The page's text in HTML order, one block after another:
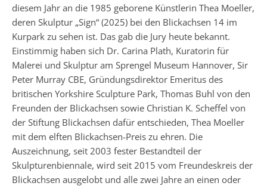
diesem Jahr an die 1985 geborene Künstlerin Thea Moeller,
deren Skulptur „Sign“ (2025) bei den Blickachsen 14 im
Kurpark zu sehen ist. Das gab die Jury heute bekannt.
Einstimmig haben sich Dr. Carina Plath, Kuratorin für
Malerei und Skulptur am Sprengel Museum Hannover, Sir
Peter Murray CBE, Gründungsdirektor Emeritus des
britischen Yorkshire Sculpture Park, Thomas Buhl von den
Freunden der Blickachsen sowie Christian K. Scheffel von
der Stiftung Blickachsen dafür entschieden, Thea Moeller
mit dem elften Blickachsen-Preis zu ehren. Die
Auszeichnung, seit 2003 fester Bestandteil der
Skulpturenbiennale, wird seit 2015 vom Freundeskreis der
Blickachsen ausgelobt und alle zwei Jahre an einen oder